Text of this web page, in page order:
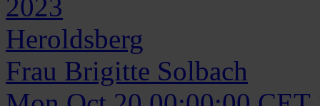
2023
Heroldsberg
Frau Brigitte Solbach